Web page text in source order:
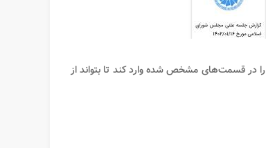
در قسمت‌های مشخص شده وارد کند تا بتواند از